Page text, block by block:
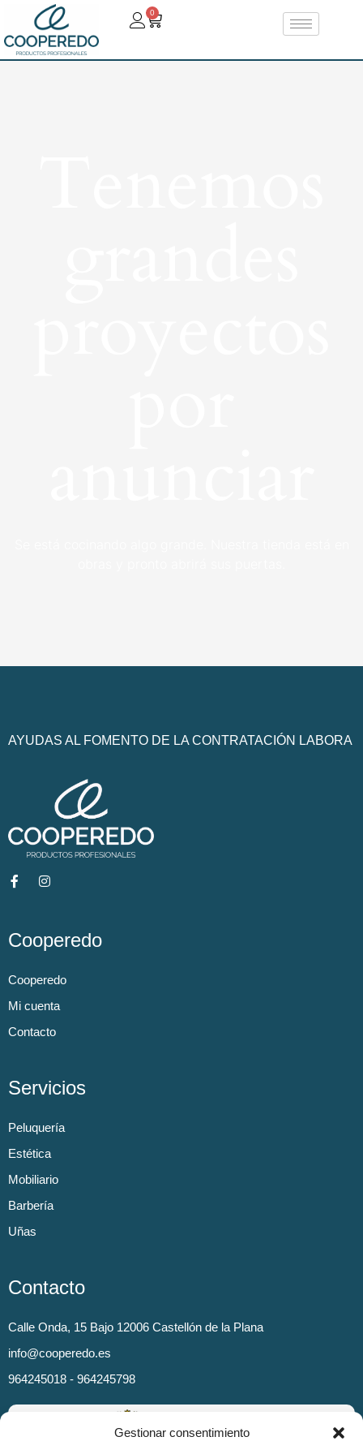
Gestionar consentimiento
0
AYUDAS AL FOMENTO DE LA CONTRATACIÓN LABORA
Cooperedo
Cooperedo
Mi cuenta
Contacto
Servicios
Peluquería
Estética
Mobiliario
Barbería
Uñas
Contacto
Calle Onda, 15 Bajo 12006 Castellón de la Plana
info@cooperedo.es
964245018 - 964245798